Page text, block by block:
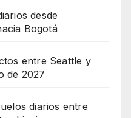
desde
Bogotá
entre Seattle y
de 2027
diarios entre